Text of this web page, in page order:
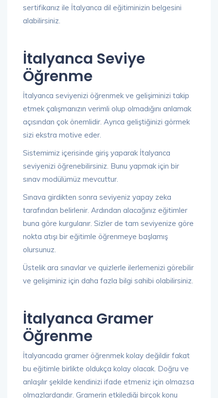
sertifikanız ile İtalyanca dil eğitiminizin belgesini
alabilirsiniz.
İtalyanca Seviye
Öğrenme
İtalyanca seviyenizi öğrenmek ve gelişiminizi takip
etmek çalışmanızın verimli olup olmadığını anlamak
açısından çok önemlidir. Ayrıca geliştiğinizi görmek
sizi ekstra motive eder.
Sistemimiz içerisinde giriş yaparak İtalyanca
seviyenizi öğrenebilirsiniz. Bunu yapmak için bir
sınav modülümüz mevcuttur.
Sınava girdikten sonra seviyeniz yapay zeka
tarafından belirlenir. Ardından alacağınız eğitimler
buna göre kurgulanır. Sizler de tam seviyenize göre
nokta atışı bir eğitimle öğrenmeye başlamış
olursunuz.
Üstelik ara sınavlar ve quizlerle ilerlemenizi görebilir
ve gelişiminiz için daha fazla bilgi sahibi olabilirsiniz.
İtalyanca Gramer
Öğrenme
İtalyancada gramer öğrenmek kolay değildir fakat
bu eğitimle birlikte oldukça kolay olacak. Doğru ve
anlaşılır şekilde kendinizi ifade etmeniz için olmazsa
olmazlardandır. Gramerin etkilediği birçok konu